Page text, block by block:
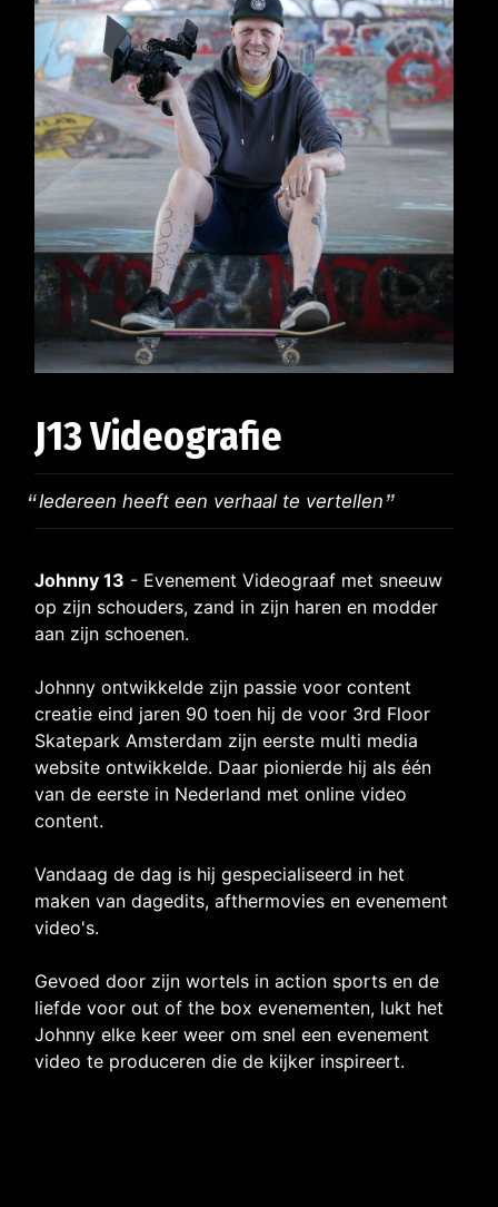
J13 Videografie
Iedereen heeft een verhaal te vertellen
Johnny 13 - Evenement Videograaf met sneeuw
op zijn schouders, zand in zijn haren en modder
aan zijn schoenen.
Johnny ontwikkelde zijn passie voor content
creatie eind jaren 90 toen hij de voor 3rd Floor
Skatepark Amsterdam zijn eerste multi media
website ontwikkelde. Daar pionierde hij als één
van de eerste in Nederland met online video
content.
Vandaag de dag is hij gespecialiseerd in het
maken van dagedits, afthermovies en evenement
video's.
Gevoed door zijn wortels in action sports en de
liefde voor out of the box evenementen, lukt het
Johnny elke keer weer om snel een evenement
video te produceren die de kijker inspireert.